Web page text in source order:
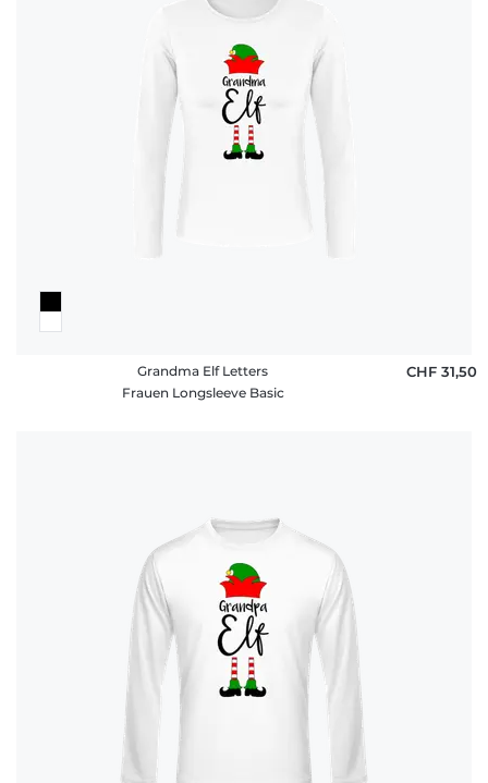
Grandma Elf Letters
Frauen Longsleeve Basic
CHF 31,50